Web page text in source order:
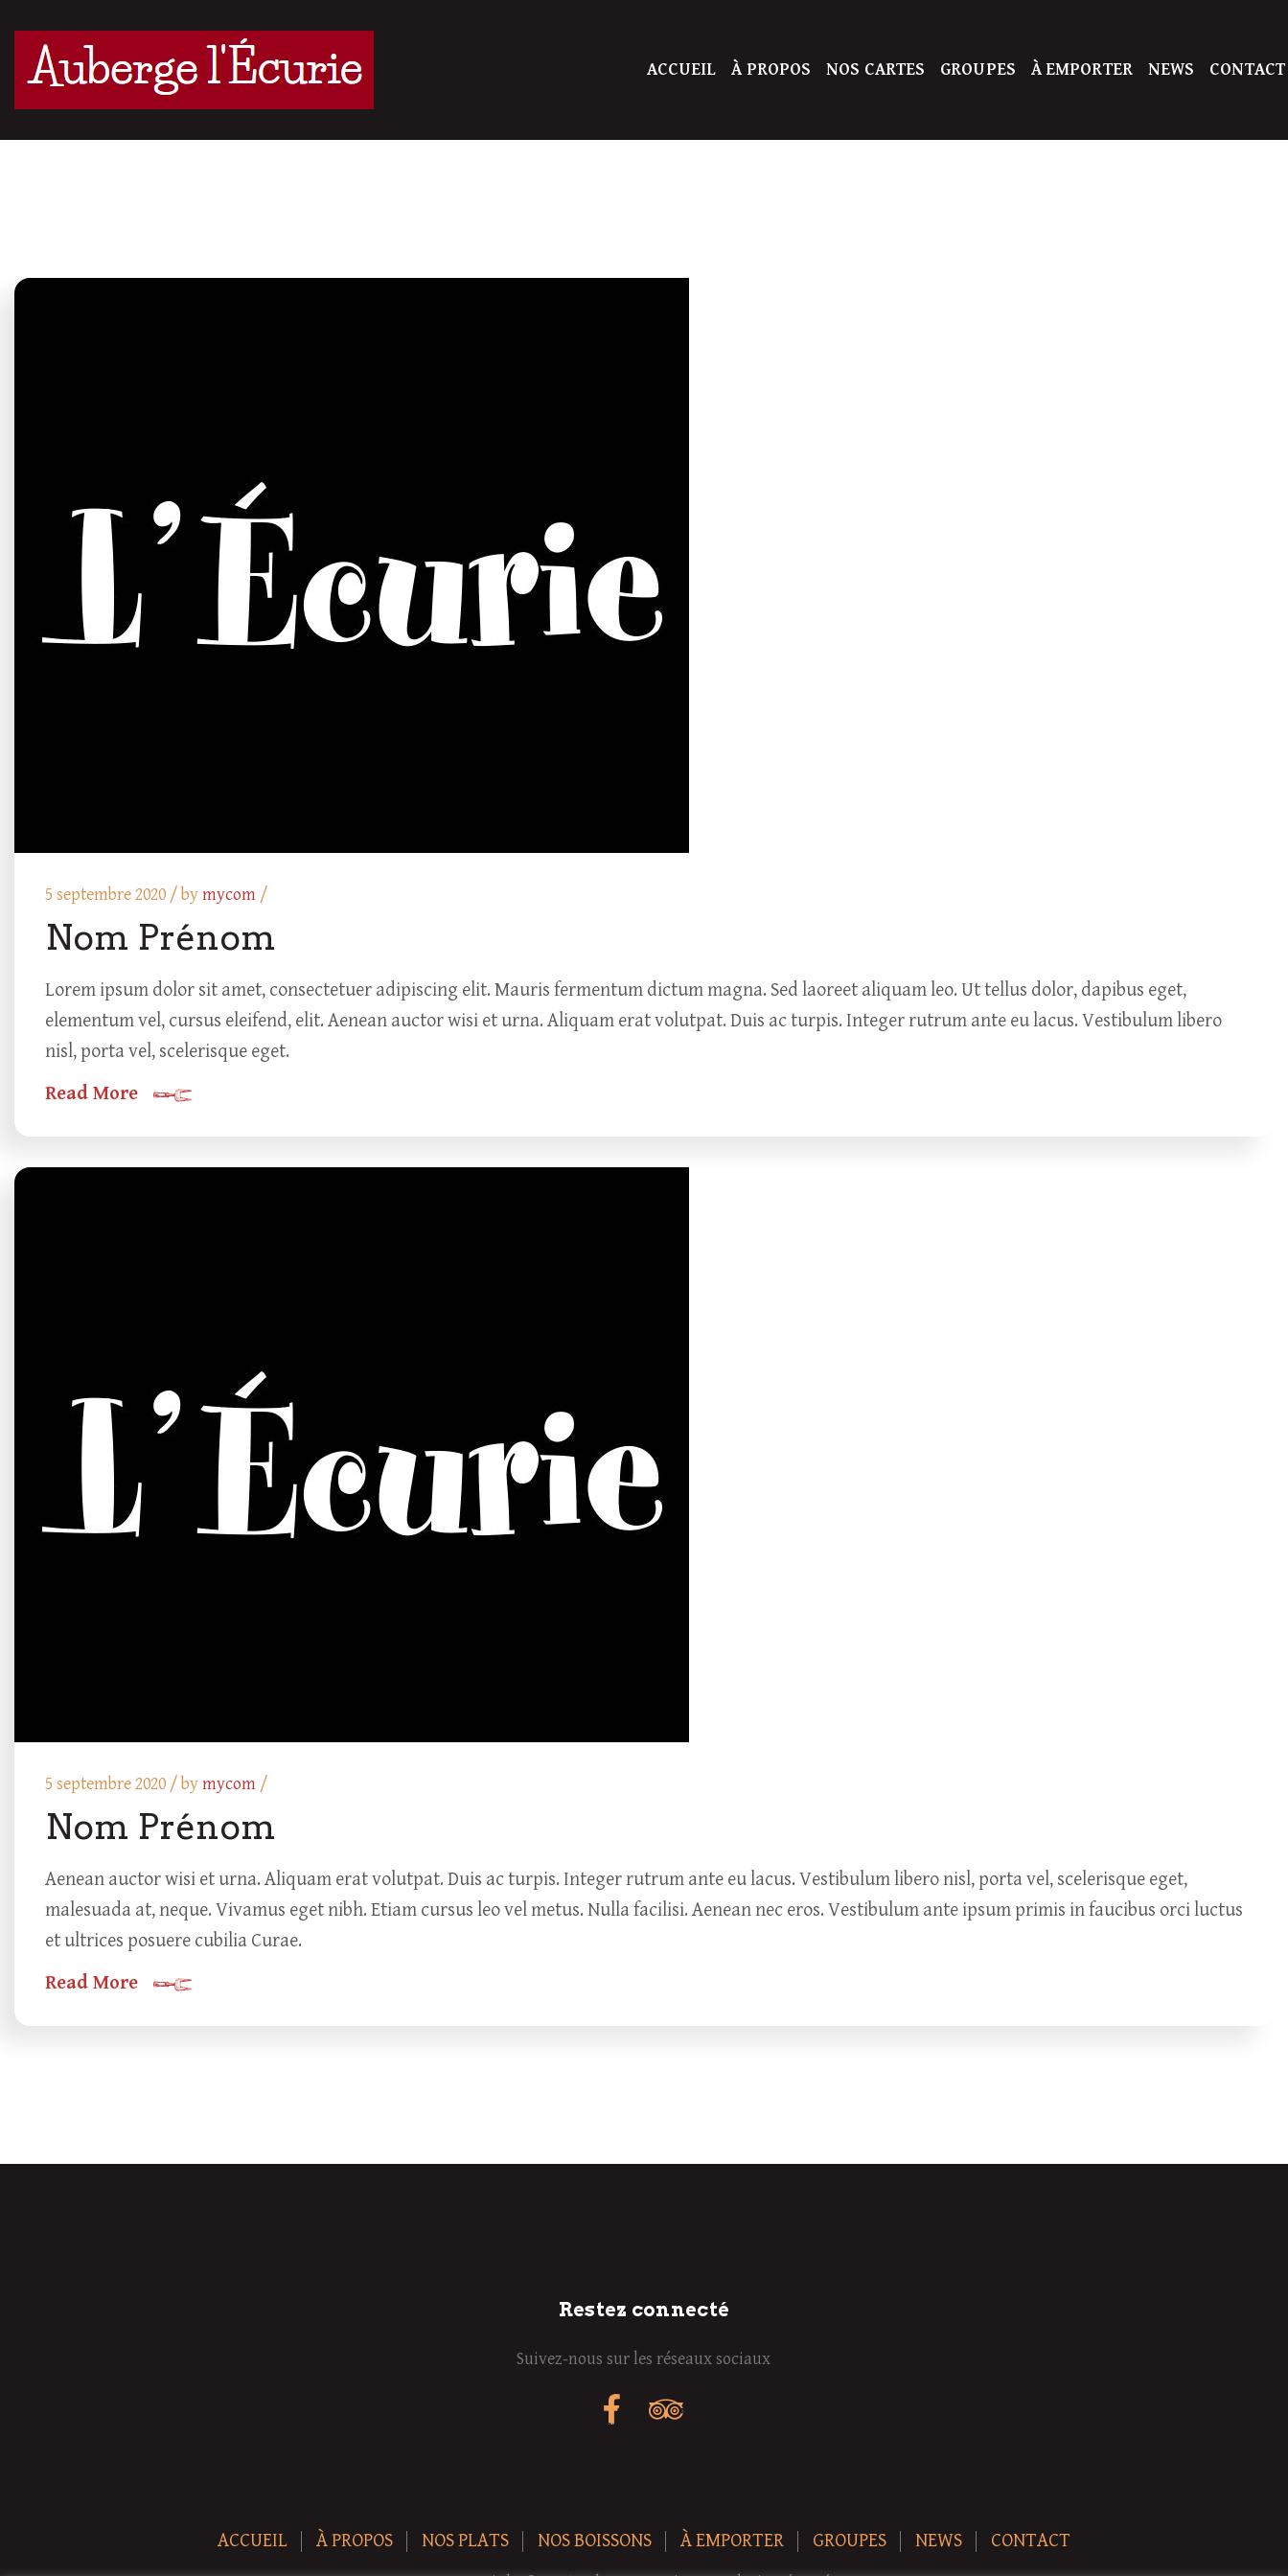
ACCUEIL À PROPOS NOS CARTES GROUPES À EMPORTER NEWS CONTACT
5 septembre 2020 /bymycom /
Nom Prénom
Lorem ipsum dolor sit amet, consectetuer adipiscing elit. Mauris fermentum dictum magna. Sed laoreet aliquam leo. Ut tellus dolor, dapibus eget,
elementum vel, cursus eleifend, elit. Aenean auctor wisi et urna. Aliquam erat volutpat. Duis ac turpis. Integer rutrum ante eu lacus. Vestibulum libero
nisl, porta vel, scelerisque eget.
Read More
5 septembre 2020 /bymycom /
Nom Prénom
Aenean auctor wisi et urna. Aliquam erat volutpat. Duis ac turpis. Integer rutrum ante eu lacus. Vestibulum libero nisl, porta vel, scelerisque eget,
malesuada at, neque. Vivamus eget nibh. Etiam cursus leo vel metus. Nulla facilisi. Aenean nec eros. Vestibulum ante ipsum primis in faucibus orci luctus
et ultrices posuere cubilia Curae.
Read More
Restez connecté
Suivez-nous sur les réseaux sociaux
ACCUEIL À PROPOS NOS PLATS NOS BOISSONS À EMPORTER GROUPES NEWS CONTACT